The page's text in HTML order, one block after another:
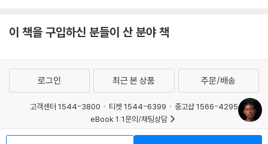
이 책을 구입하신 분들이 산 분야 책
로그인 최근 본 상품 주문/배송
고객센터 1544-3800 티켓 1544-6399
중고샵 1566-4295
eBook 1:1문의/채팅상담
예스이십사(주) 사업자 정보